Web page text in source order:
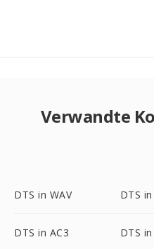
Verwandte
DTS in WAV DTS
DTS in AC3 DTS in